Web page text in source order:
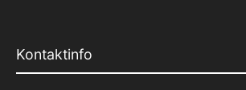
Kontaktinfo